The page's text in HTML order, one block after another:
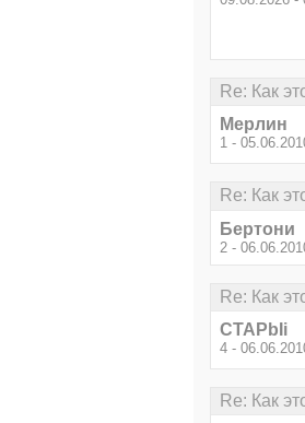
Re: Как
Мерлин
1 -
Re: Как
Бертони
2 -
Re: Как
CTAPbIi
4 -
Re: Как